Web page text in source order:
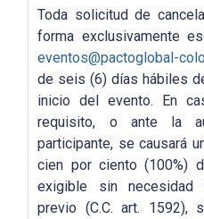
Toda solicitud de
forma exclusivamente
eventos@pactoglobal-
de seis (6) días hábiles
inicio del evento. En
requisito, o ante la
participante, se causará
cien por ciento (100%)
exigible sin necesidad
previo (C.C. art. 1592),